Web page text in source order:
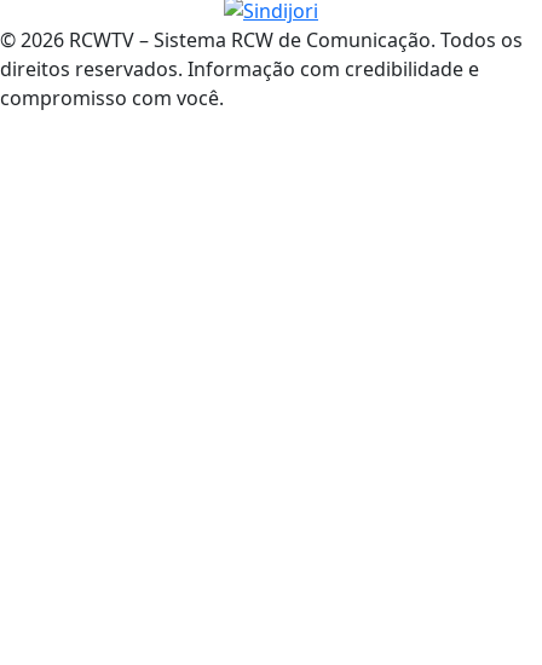
© 2026 RCWTV – Sistema RCW de Comunicação. Todos os
direitos reservados. Informação com credibilidade e
compromisso com você.